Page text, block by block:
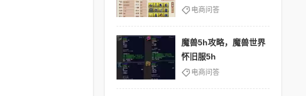
电商问答
魔兽5h攻略，魔兽世界
怀旧服5h
电商问答